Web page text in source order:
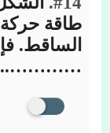
طاقة حركة
الساقط.
…………..